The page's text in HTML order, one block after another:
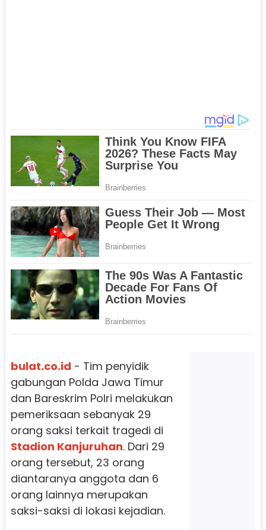
bulat.co.id - Tim penyidik
gabungan Polda Jawa Timur
dan Bareskrim Polri melakukan
pemeriksaan sebanyak 29
orang saksi terkait tragedi di
Stadion Kanjuruhan. Dari 29
orang tersebut, 23 orang
diantaranya anggota dan 6
orang lainnya merupakan
saksi-saksi di lokasi kejadian.